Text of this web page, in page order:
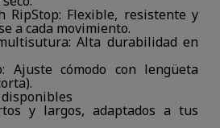
RipStop: Flexible, resistente y
a cada movimiento.
Alta durabilidad en
Ajuste cómodo con lengüeta
y largos, adaptados a tus